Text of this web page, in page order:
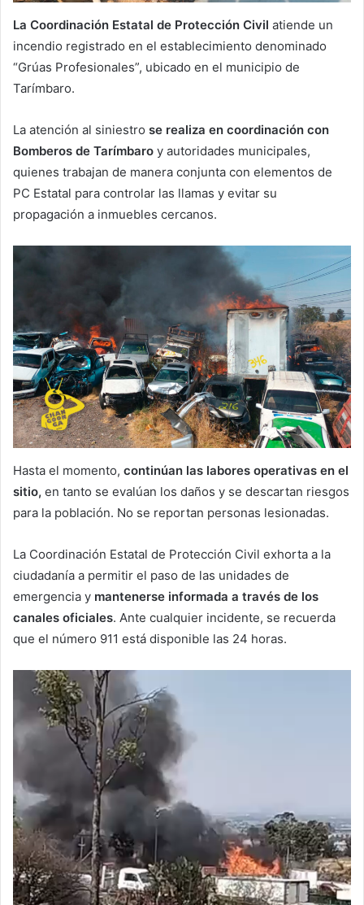
La Coordinación Estatal de Protección Civil atiende un
incendio registrado en el establecimiento denominado
“Grúas Profesionales”, ubicado en el municipio de
Tarímbaro.
La atención al siniestro se realiza en coordinación con
Bomberos de Tarímbaro y autoridades municipales,
quienes trabajan de manera conjunta con elementos de
PC Estatal para controlar las llamas y evitar su
propagación a inmuebles cercanos.
Hasta el momento, continúan las labores operativas en el
sitio, en tanto se evalúan los daños y se descartan riesgos
para la población. No se reportan personas lesionadas.
La Coordinación Estatal de Protección Civil exhorta a la
ciudadanía a permitir el paso de las unidades de
emergencia y mantenerse informada a través de los
canales oficiales. Ante cualquier incidente, se recuerda
que el número 911 está disponible las 24 horas.